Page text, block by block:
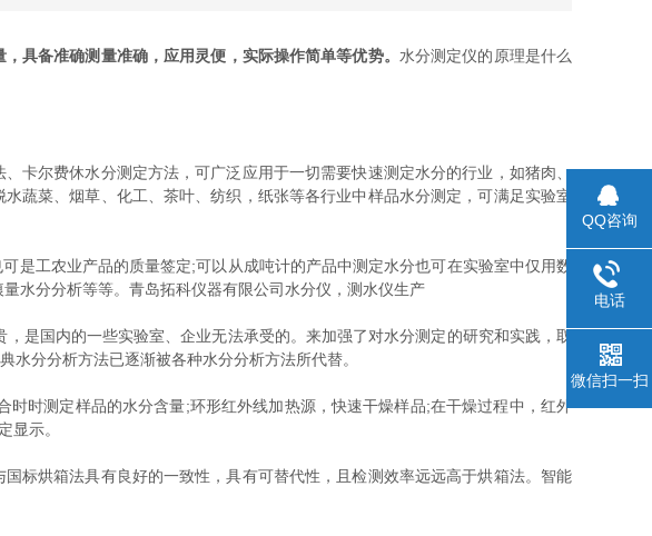
具备准确测量准确，应用灵便，实际操作简单等优势。 水分测定仪的原理是什么
尔费休水分测定方法，可广泛应用于一切需要快速测定水分的行业，如猪肉、
蔬菜、烟草、化工、茶叶、纺织，纸张等各行业中样品水分测定，可满足实验室
工农业产品的质量签定;可以从成吨计的产品中测定水分也可在实验室中仅用数
水分分析等等。青岛拓科仪器有限公司水分仪，测水仪生产
国内的一些实验室、企业无法承受的。来加强了对水分测定的研究和实践，取
分分析方法已逐渐被各种水分分析方法所代替。
时测定样品的水分含量;环形红外线加热源，快速干燥样品;在干燥过程中，红外
显示。
烘箱法具有良好的一致性，具有可替代性，且检测效率远远高于烘箱法。智能
QQ咨询
电话
微信扫一扫